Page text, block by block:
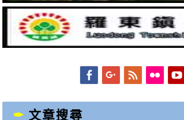
FacebookGoogleplus
Feed Flickr
文章搜尋